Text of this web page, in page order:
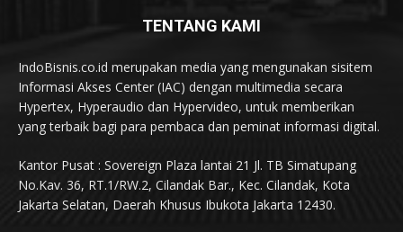
TENTANG KAMI
IndoBisnis.co.id merupakan media yang mengunakan sisitem
Informasi Akses Center (IAC) dengan multimedia secara
Hypertex, Hyperaudio dan Hypervideo, untuk memberikan
yang terbaik bagi para pembaca dan peminat informasi digital.
Kantor Pusat : Sovereign Plaza lantai 21 Jl. TB Simatupang
No.Kav. 36, RT.1/RW.2, Cilandak Bar., Kec. Cilandak, Kota
Jakarta Selatan, Daerah Khusus Ibukota Jakarta 12430.